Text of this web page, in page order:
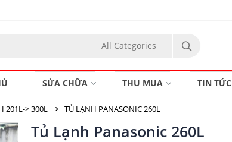
SỬA CHỮA THU MUA TIN TỨC
201L-> 300L TỦ LẠNH PANASONIC 260L
Tủ Lạnh Panasonic 260L